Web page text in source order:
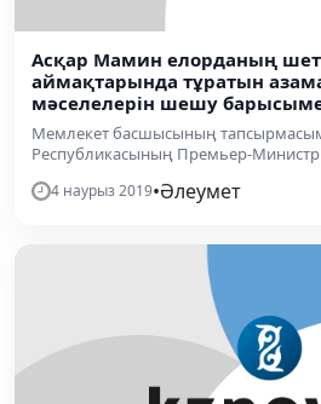
Асқар Мамин елорданың
аймақтарында тұратын
мәселелерін шешу
Мемлекет басшысының
Республикасының Премьер-
4 наурыз 2019•Әлеумет